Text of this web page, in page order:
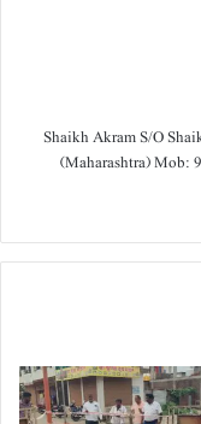
Shaikh Akram S/O
(Maharashtra) Mob: